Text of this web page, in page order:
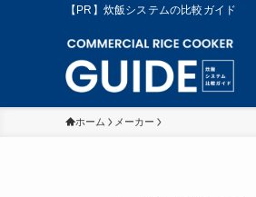
【PR】炊飯システムの比較ガイド
ホーム メーカー